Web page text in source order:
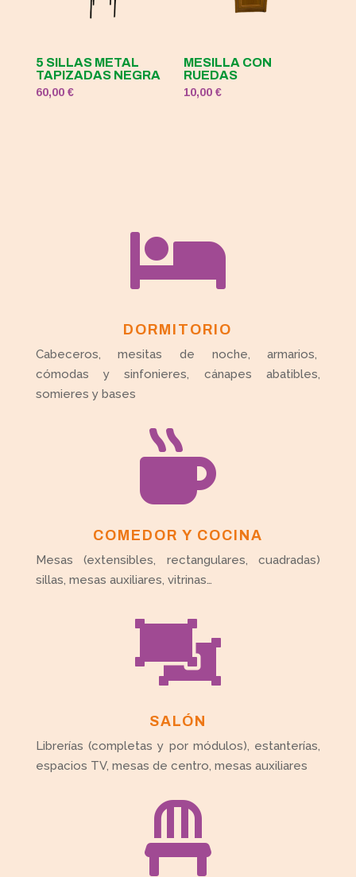
5 SILLAS METAL
TAPIZADAS NEGRA
60,00 €
MESILLA CON
RUEDAS
10,00€

DORMITORIO
Cabeceros, mesitas de noche, armarios,
cómodas y sinfonieres, cánapes abatibles,
somieres y bases

COMEDOR Y COCINA
Mesas (extensibles, rectangulares, cuadradas)
sillas, mesas auxiliares, vitrinas…

SALÓN
Librerías (completas y por módulos), estanterías,
espacios TV, mesas de centro, mesas auxiliares
